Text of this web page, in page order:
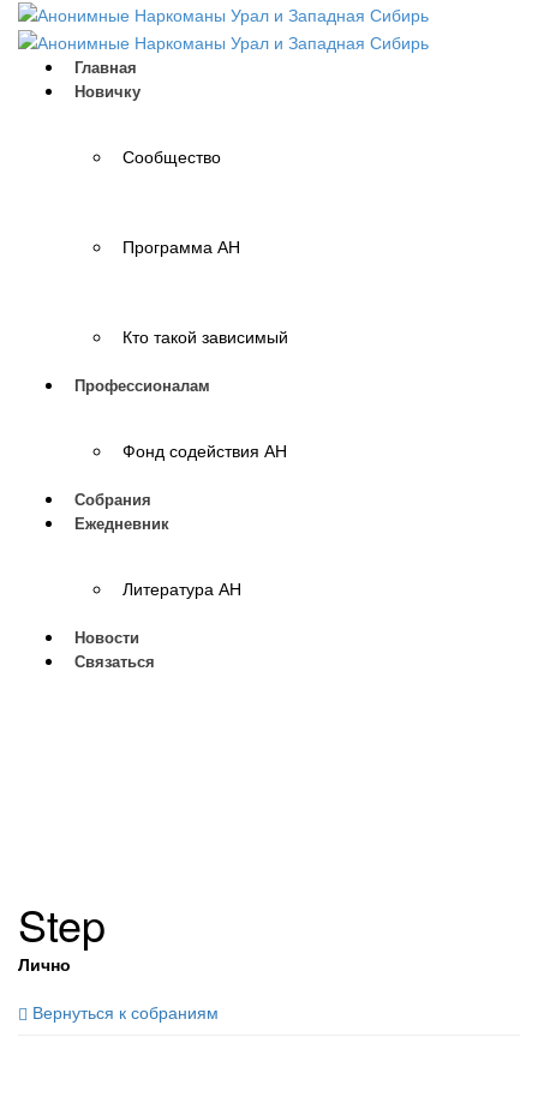
Главная
Новичку
Сообщество
Программа АН
Кто такой зависимый
Профессионалам
Фонд содействия АН
Собрания
Ежедневник
Литература АН
Новости
Связаться
Step
Лично
Вернуться к собраниям